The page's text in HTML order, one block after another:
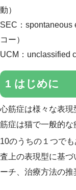
動）
SEC：spontaneous
コー）
UCM：unclassified
1 はじめに
心筋症は様々な表
筋症は猫で一般的
10のうちの１つでも
査上の表現型に基
ーチ、治療方法の推